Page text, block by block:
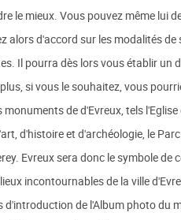
le mieux. Vous pouvez même lui
alors d'accord sur les modalités
Il pourra dès lors vous établir un
si vous le souhaitez, vous
de d'Evreux, tels
d'histoire et d'archéologie, le
Evreux sera donc le symbole
incontournables de la ville
de l'Album photo du